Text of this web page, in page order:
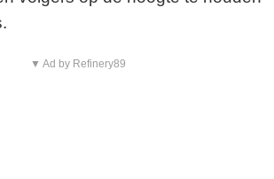
▼ Ad by Refinery89